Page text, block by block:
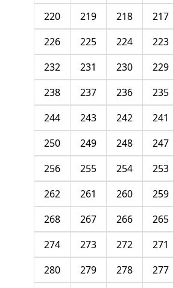
217
218
219
220
223
224
225
226
229
230
231
232
235
236
237
238
241
242
243
244
247
248
249
250
253
254
255
256
259
260
261
262
265
266
267
268
271
272
273
274
277
278
279
280